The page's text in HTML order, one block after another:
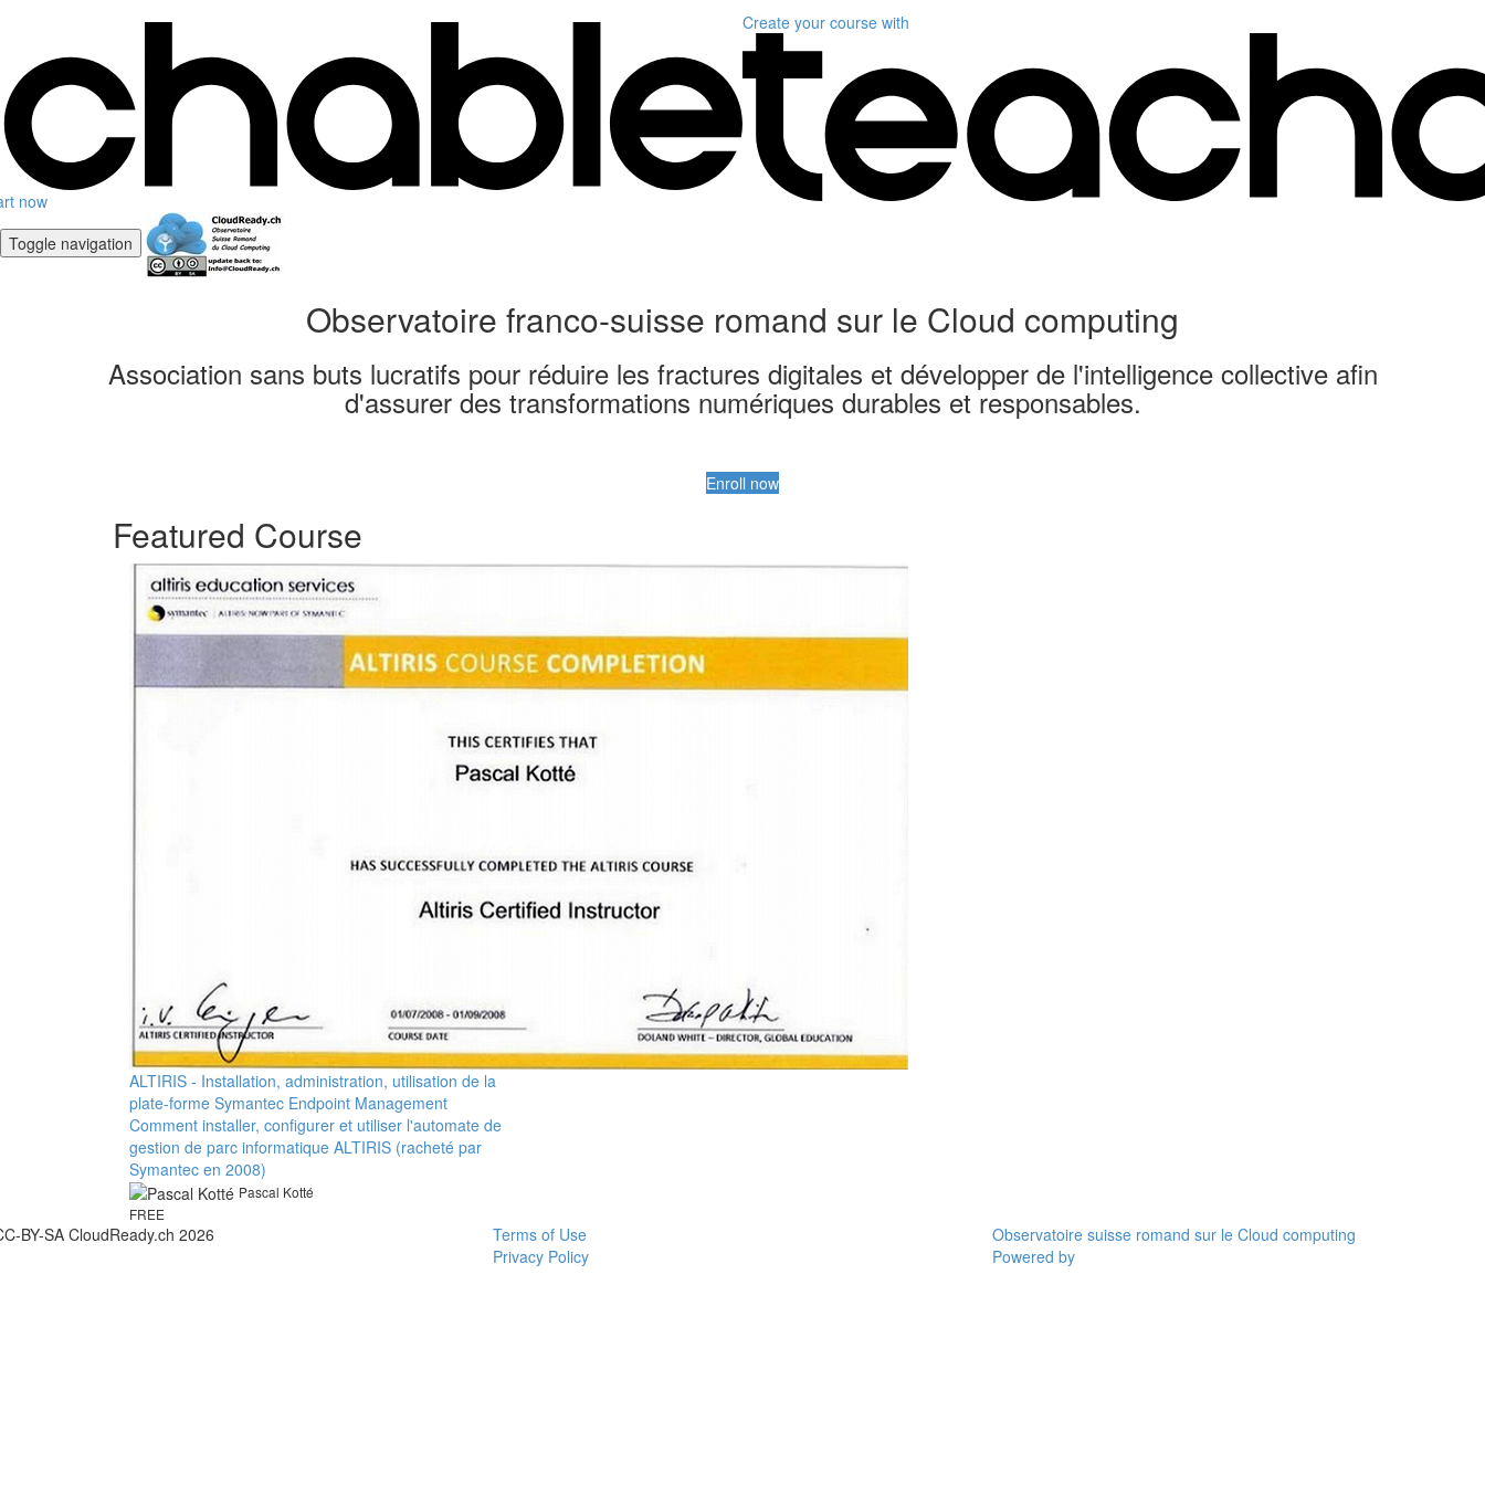
now
Create your course with
Toggle navigation
Observatoire franco-suisse romand sur le Cloud computing
Association sans buts lucratifs pour réduire les fractures digitales et développer de l'intelligence collective afin
d'assurer des transformations numériques durables et responsables.
Enroll now
Featured Course
ALTIRIS - Installation, administration, utilisation de la
plate-forme Symantec Endpoint Management
Comment installer, configurer et utiliser l'automate de
gestion de parc informatique ALTIRIS (racheté par
Symantec en 2008)
Pascal Kotté
FREE
BY-SA CloudReady.ch 2026
Terms of Use
Privacy Policy
Observatoire suisse romand sur le Cloud computing
Powered by